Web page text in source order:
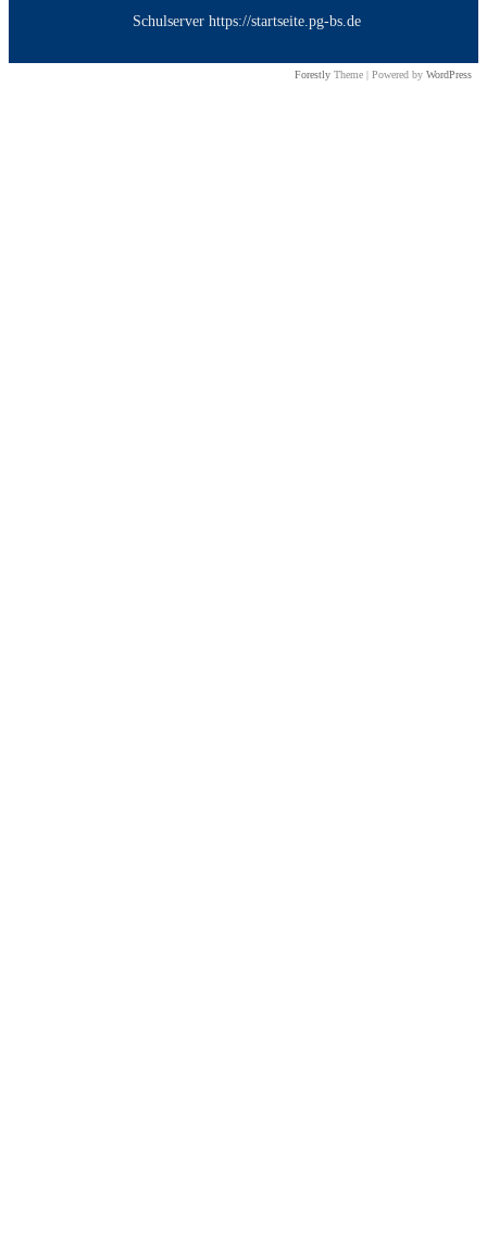
Schulserver https://startseite.pg-bs.de
Forestly Theme | Powered by WordPress